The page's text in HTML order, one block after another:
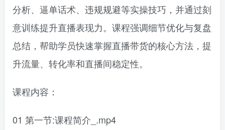
分析、逼单话术、违规规避等实操技巧，并通过刻
意训练提升直播表现力。课程强调细节优化与复盘
总结，帮助学员快速掌握直播带货的核心方法，提
升流量、转化率和直播间稳定性。
课程内容：
01 第一节:课程简介_.mp4